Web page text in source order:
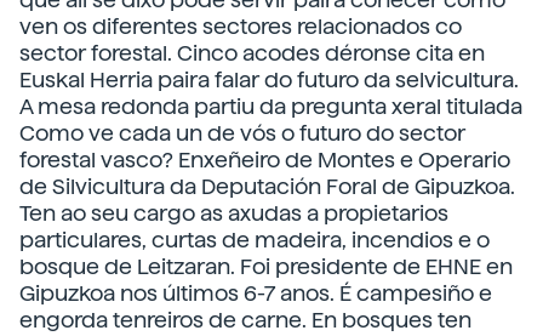
ven os diferentes sectores relacionados co
sector forestal. Cinco acodes déronse cita en
Euskal Herria paira falar do futuro da selvicultura.
A mesa redonda partiu da pregunta xeral titulada
Como ve cada un de vós o futuro do sector
forestal vasco? Enxeñeiro de Montes e Operario
de Silvicultura da Deputación Foral de Gipuzkoa.
Ten ao seu cargo as axudas a propietarios
particulares, curtas de madeira, incendios e o
bosque de Leitzaran. Foi presidente de EHNE en
Gipuzkoa nos últimos 6-7 anos. É campesiño e
engorda tenreiros de carne. En bosques ten